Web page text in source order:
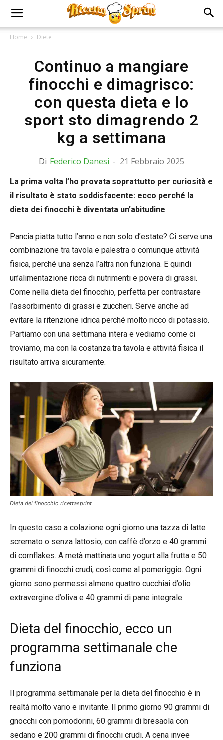
Home Diete
Continuo a mangiare
finocchi e dimagrisco:
con questa dieta e lo
sport sto dimagrendo 2
kg a settimana
Di Federico Danesi - 21 Febbraio 2025
La prima volta l’ho provata soprattutto per curiosità e
il risultato è stato soddisfacente: ecco perché la
dieta dei finocchi è diventata un’abitudine
Pancia piatta tutto l’anno e non solo d’estate? Ci serve una
combinazione tra tavola e palestra o comunque attività
fisica, perché una senza l’altra non funziona. E quindi
un’alimentazione ricca di nutrimenti e povera di grassi.
Come nella dieta del finocchio, perfetta per contrastare
l’assorbimento di grassi e zuccheri. Serve anche ad
evitare la ritenzione idrica perché molto ricco di potassio.
Partiamo con una settimana intera e vediamo come ci
troviamo, ma con la costanza tra tavola e attività fisica il
risultato arriva sicuramente.
Dieta del finocchio ricettasprint
In questo caso a colazione ogni giorno una tazza di latte
scremato o senza lattosio, con caffè d’orzo e 40 grammi
di cornflakes. A metà mattinata uno yogurt alla frutta e 50
grammi di finocchi crudi, così come al pomeriggio. Ogni
giorno sono permessi almeno quattro cucchiai d’olio
extravergine d’oliva e 40 grammi di pane integrale.
Dieta del finocchio, ecco un
programma settimanale che
funziona
Il programma settimanale per la dieta del finocchio è in
realtà molto vario e invitante. Il primo giorno 90 grammi di
gnocchi con pomodorini, 60 grammi di bresaola con
sedano e 200 grammi di finocchi crudi. A cena invee